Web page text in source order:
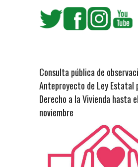
Consulta pública de
Anteproyecto de Ley Estatal
Derecho a la Vivienda hasta
noviembre